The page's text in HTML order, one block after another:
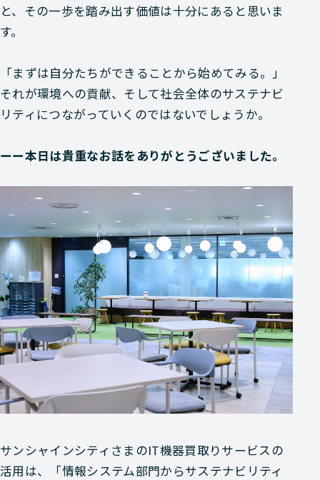
と、その一歩を踏み出す価値は十分にあると思いま
す。
「まずは自分たちができることから始めてみる。」
それが環境への貢献、そして社会全体のサステナビ
リティにつながっていくのではないでしょうか。
ーー本日は貴重なお話をありがとうございました。
サンシャインシティさまのIT機器買取りサービスの
活用は、「情報システム部門からサステナビリティ